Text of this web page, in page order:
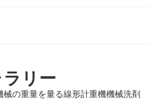
リー
の重量を量る線形計重機機械洗剤